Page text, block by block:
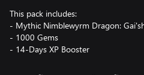
This pack includes:
- Mythic Nimblewyrm Dragon:
- 1000 Gems
- 14-Days XP Booster